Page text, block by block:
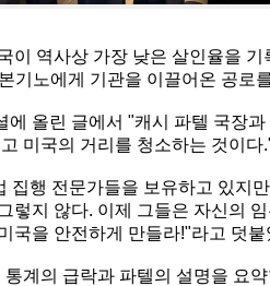
이 역사상 가장 낮은 살인율을
기노에게 기관을 이끌어온 공로
에 올린 글에서 "캐시 파텔 국장
미국의 거리를 청소하는 것이다
집행 전문가들을 보유하고 있지
렇지 않다. 이제 그들은 자신의
국을 안전하게 만들라!"라고 덧붙
통계의 급락과 파텔의 설명을 요